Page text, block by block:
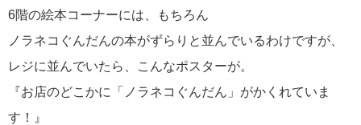
6階の絵本コーナーには、もちろん
ノラネコぐんだんの本がずらりと並んでいるわけですが、
レジに並んでいたら、こんなポスターが。
『お店のどこかに「ノラネコぐんだん」がかくれていま
す！』